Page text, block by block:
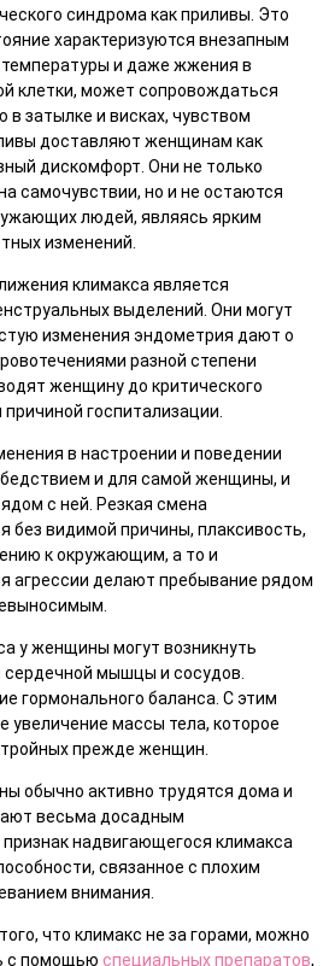
синдрома как приливы. Это
характеризуются внезапным
и даже жжения в
клетки, может сопровождаться
затылке и висках, чувством
доставляют женщинам как
дискомфорт. Они не только
самочувствии, но и не остаются
людей, являясь ярким
изменений.
климакса является
выделений. Они могут
изменения эндометрия дают о
разной степени
женщину до критического
госпитализации.
в настроении и поведении
и для самой женщины, и
с ней. Резкая смена
без видимой причины, плаксивость,
к окружающим, а то и
агрессии делают пребывание рядом
у женщины могут возникнуть
мышцы и сосудов.
гормонального баланса. С этим
увеличение массы тела, которое
прежде женщин.
обычно активно трудятся дома и
весьма досадным
надвигающегося климакса
связанное с плохим
внимания.
что климакс не за горами, можно
с помощью специальных препаратов,